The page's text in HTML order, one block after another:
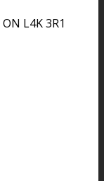
ON L4K 3R1